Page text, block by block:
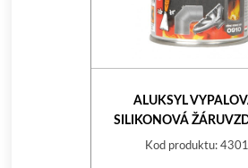
ALUKSYL
SILIKONOVÁ
BARVA 400G ČERNÁ
Kod produktu: